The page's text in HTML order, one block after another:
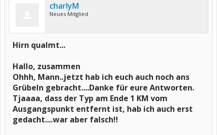
charlyM
Neues Mitglied
Hirn qualmt...
Hallo, zusammen
Ohhh, Mann..jetzt hab ich euch auch noch ans
Grübeln gebracht....Danke für eure Antworten.
Tjaaaa, dass der Typ am Ende 1 KM vom
Ausgangspunkt entfernt ist, hab ich auch erst
gedacht....war aber falsch!!